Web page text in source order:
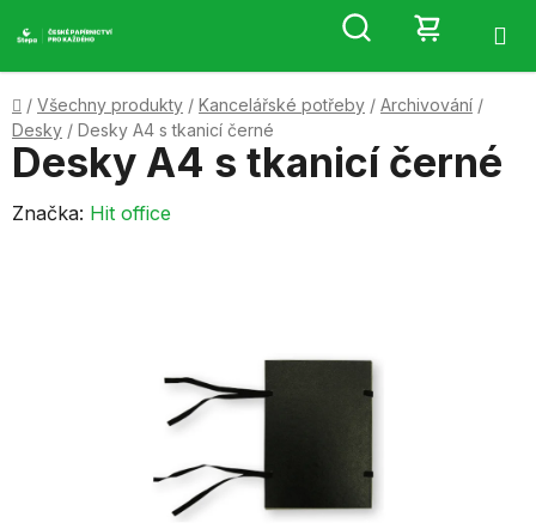
na
Hledat
KOŠÍK
Domů
/ Všechny produkty / Kancelářské potřeby / Archivování /
Desky / Desky A4 s tkanicí černé
Desky A4 s tkanicí černé
Značka: Hit office